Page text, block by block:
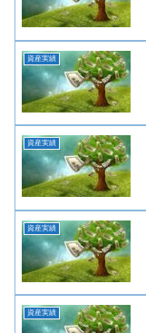
資産実績
資産実績
資産実績
資産実績